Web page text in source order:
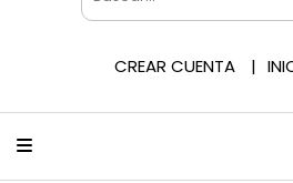
CREAR CUENTA